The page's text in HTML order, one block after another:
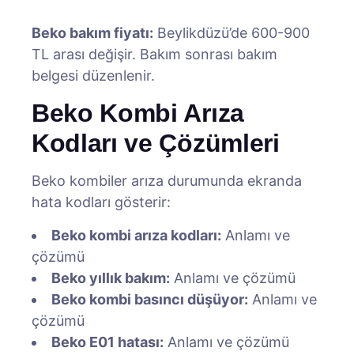
Beko bakım fiyatı: Beylikdüzü’de 600-900
TL arası değişir. Bakım sonrası bakım
belgesi düzenlenir.
Beko Kombi Arıza
Kodları ve Çözümleri
Beko kombiler arıza durumunda ekranda
hata kodları gösterir:
Beko kombi arıza kodları: Anlamı ve
çözümü
Beko yıllık bakım: Anlamı ve çözümü
Beko kombi basıncı düşüyor: Anlamı ve
çözümü
Beko E01 hatası: Anlamı ve çözümü